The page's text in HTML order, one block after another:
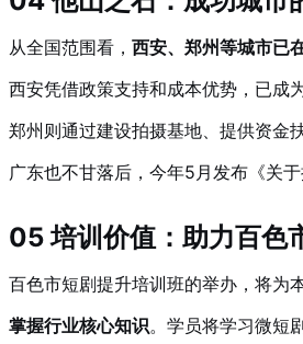
从全国范围看， 西安、郑州等城市已
西安凭借政策支持和成本优势，已成
郑州则通过建设拍摄基地、提供资金
广东也不甘落后，今年5月发布《关
05 培训价值：助力百色
百色市短剧提升培训班的举办，将为
掌握行业核心知识。学员将学习微短